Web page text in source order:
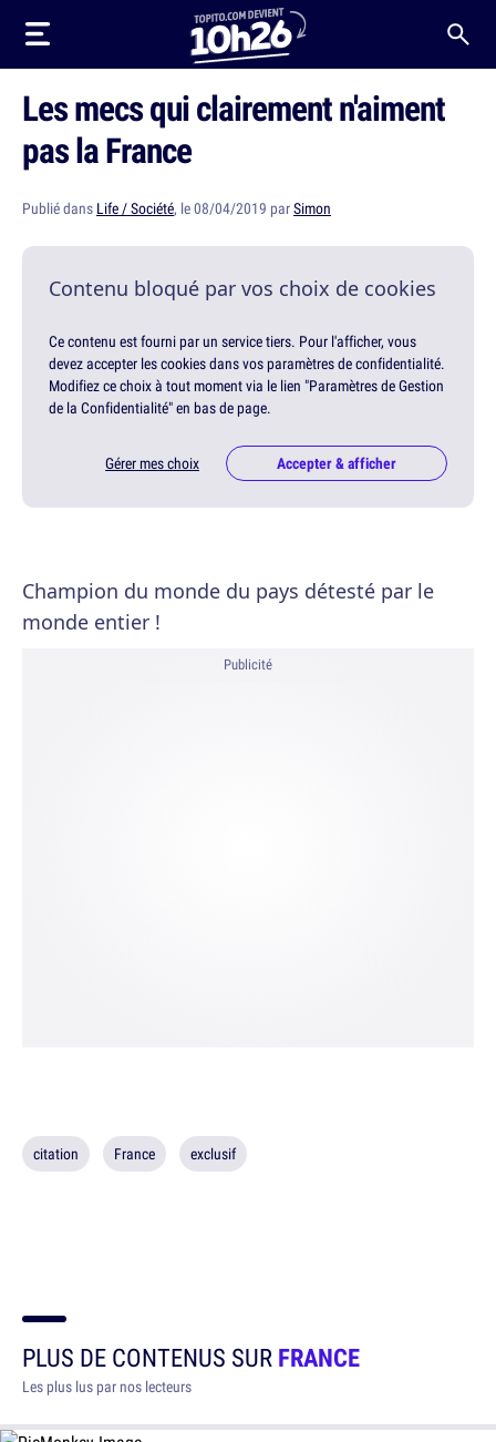
Les mecs qui clairement n'aiment
pas la France
Publié dans Life / Société, le 08/04/2019 parSimon
Contenu bloqué par vos choix de cookies
Ce contenu est fourni par un service tiers. Pour l'afficher, vous
devez accepter les cookies dans vos paramètres de confidentialité.
Modifiez ce choix à tout moment via le lien "Paramètres de Gestion
de la Confidentialité" en bas de page.
Gérer mes choix Accepter & afficher
Champion du monde du pays détesté par le
monde entier !
Publicité
citation France exclusif
PLUS DE CONTENUS SURFRANCE
Les plus lus par nos lecteurs